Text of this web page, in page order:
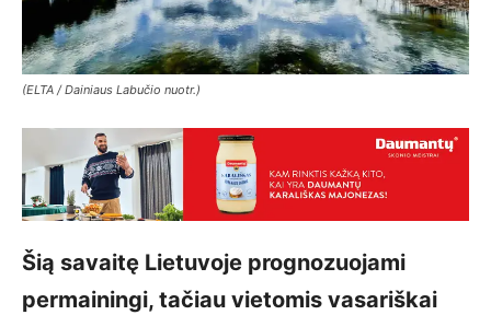
(ELTA / Dainiaus Labučio nuotr.)
Šią savaitę Lietuvoje prognozuojami
permainingi, tačiau vietomis vasariškai